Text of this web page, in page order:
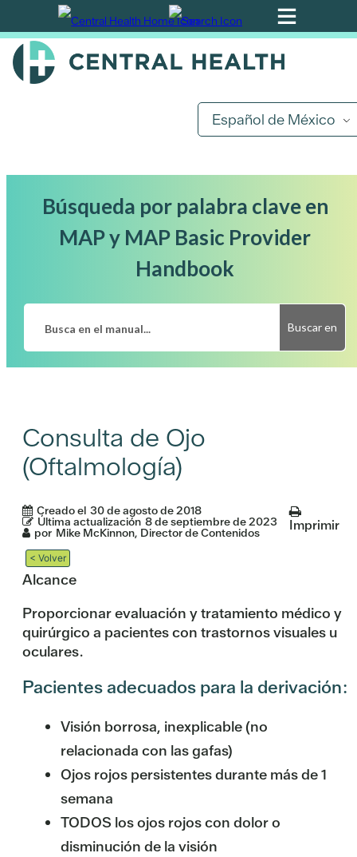
Ir
al
contenido
Español de México
Búsqueda por palabra clave en
MAP y MAP Basic Provider
Handbook
Buscar en
Consulta de Ojo
(Oftalmología)
Creado el 30 de agosto de 2018
Última actualización 8 de septiembre de 2023
por Mike McKinnon, Director de Contenidos Imprimir
< Volver
Alcance
Proporcionar evaluación y tratamiento médico y
quirúrgico a pacientes con trastornos visuales u
oculares.
Pacientes adecuados para la derivación:
Visión borrosa, inexplicable (no
relacionada con las gafas)
Ojos rojos persistentes durante más de 1
semana
TODOS los ojos rojos con dolor o
disminución de la visión